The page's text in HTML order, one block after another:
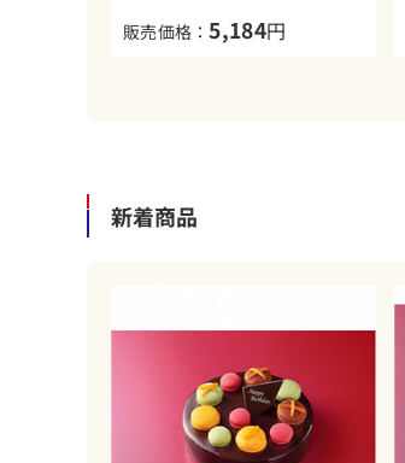
販売価格：5,184円
新着商品